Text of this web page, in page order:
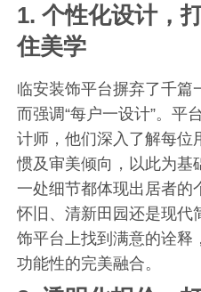
1.个性化设计，
住美学
临安装饰平台摒弃了千篇
而强调“每户一设计”。平
计师，他们深入了解每位
惯及审美倾向，以此为基
一处细节都体现出居者的
怀旧、清新田园还是现代
饰平台上找到满意的诠释
功能性的完美融合。